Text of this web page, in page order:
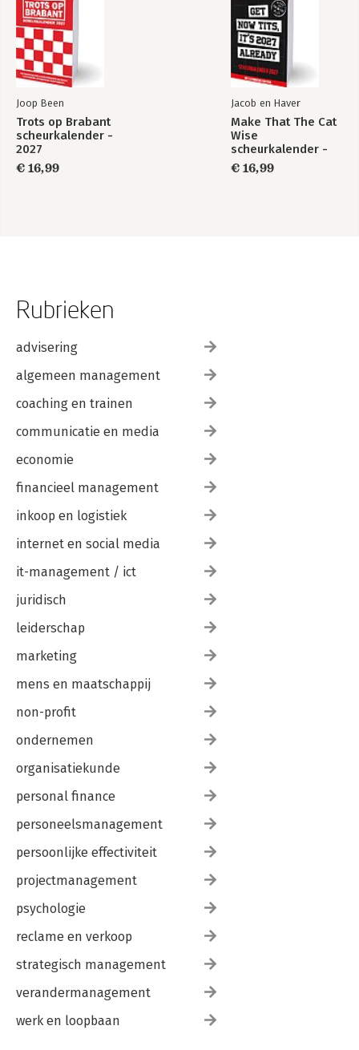
Joop Been
Trots op Brabant
scheurkalender -
2027
€ 16,99
Jacob en Haver
Make That The Cat
Wise
scheurkalender -
2027
€ 16,99
Rubrieken
advisering
algemeen management
coaching en trainen
communicatie en media
economie
financieel management
inkoop en logistiek
internet en social media
it-management / ict
juridisch
leiderschap
marketing
mens en maatschappij
non-profit
ondernemen
organisatiekunde
personal finance
personeelsmanagement
persoonlijke effectiviteit
projectmanagement
psychologie
reclame en verkoop
strategisch management
verandermanagement
werk en loopbaan